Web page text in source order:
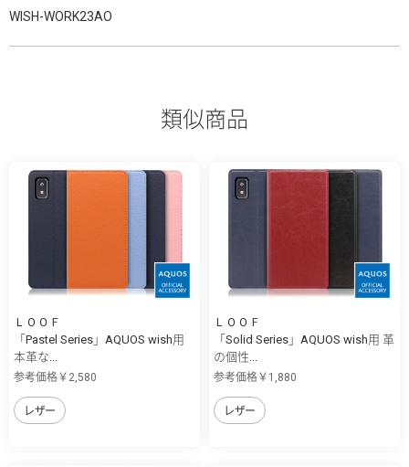
WISH-WORK23AO
類似商品
ＬＯＯＦ
「Pastel Series」AQUOS wish用
本革な...
参考価格￥2,580
レザー
ＬＯＯＦ
「Solid Series」AQUOS wish用 革
の個性...
参考価格￥1,880
レザー